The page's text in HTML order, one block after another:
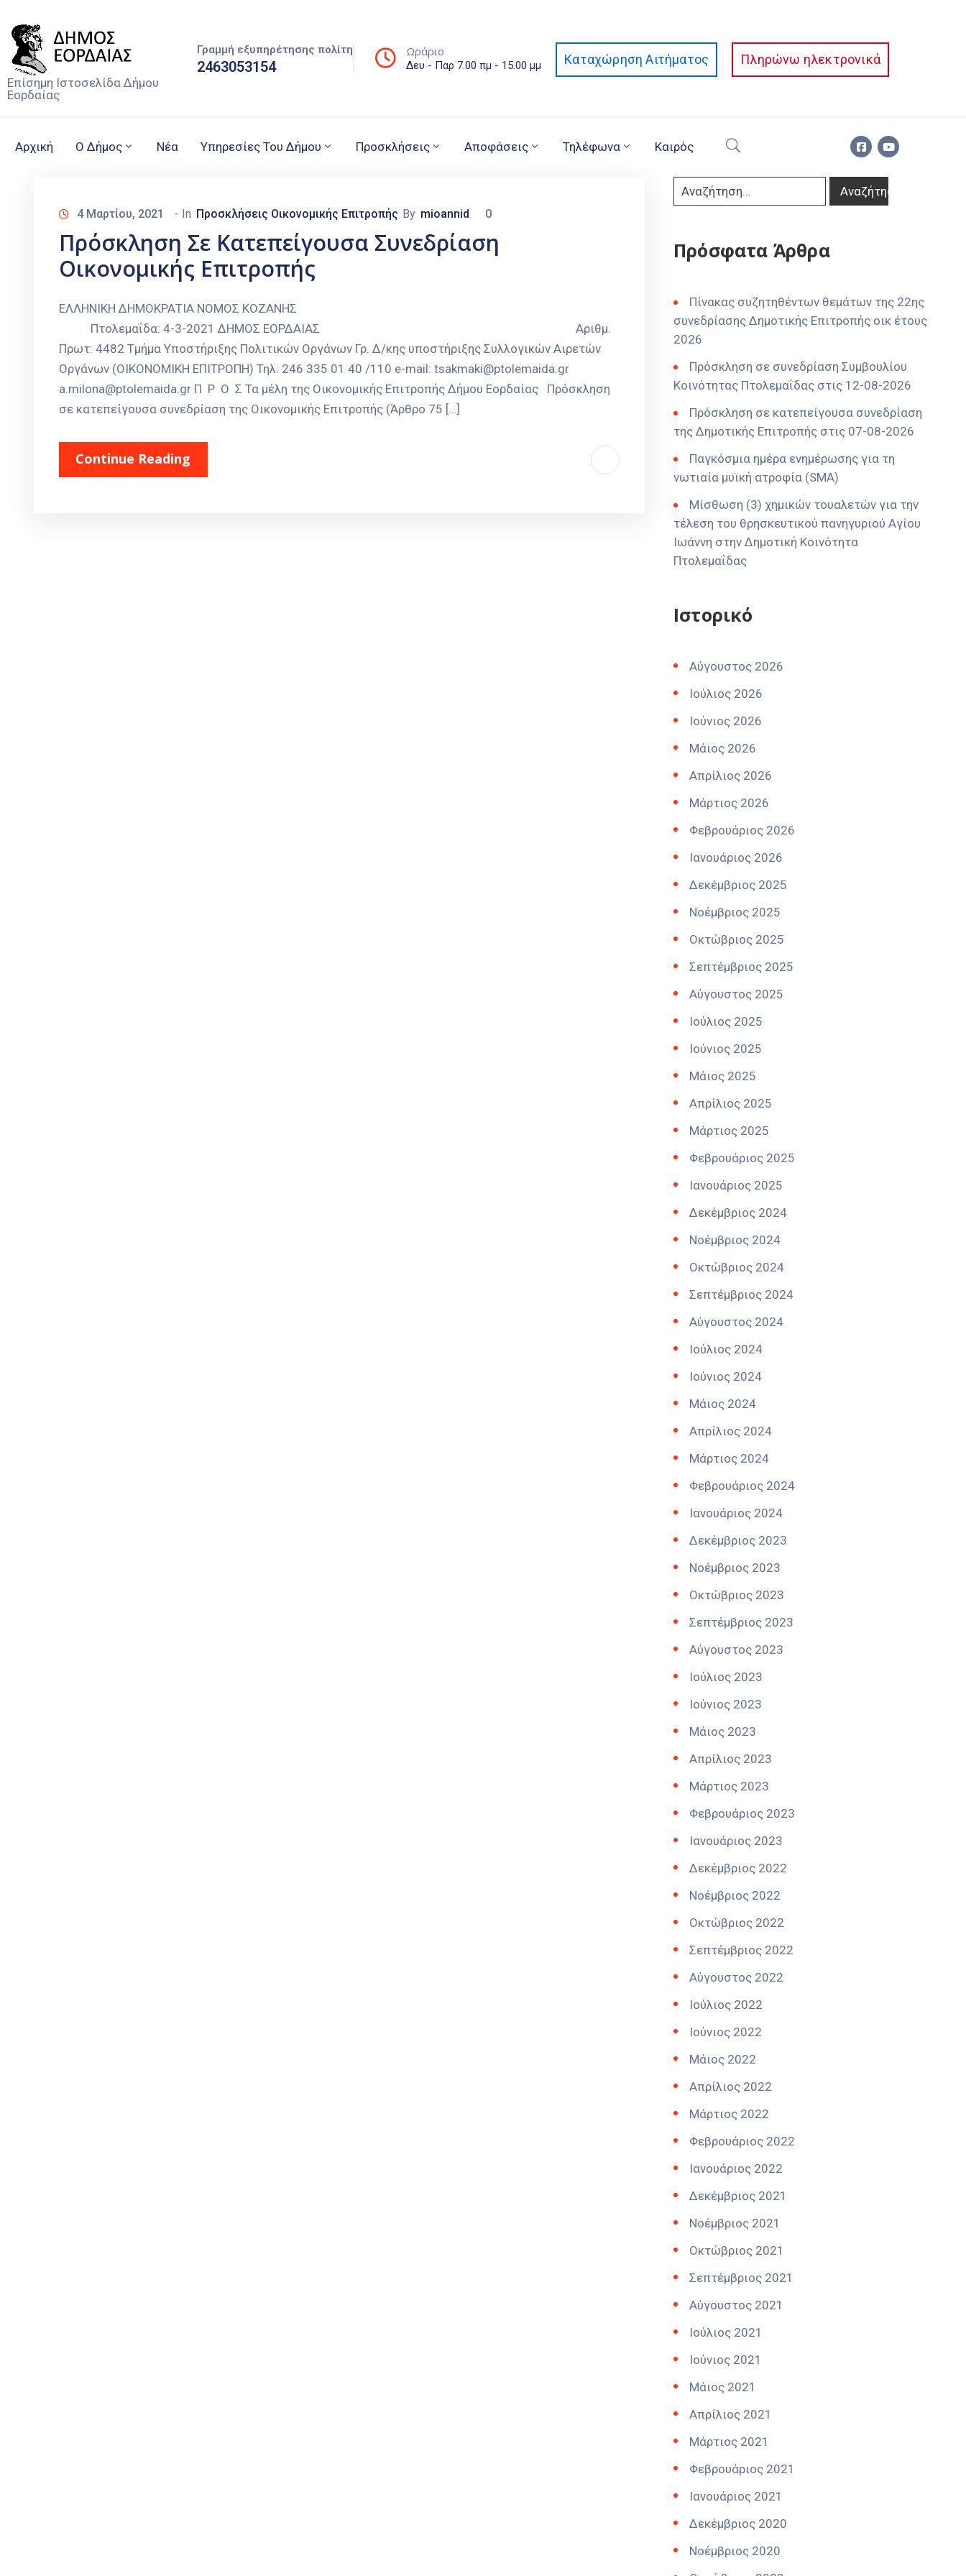
Επίσημη Ιστοσελίδα Δήμου
Εορδαίας
Γραμμή εξυπηρέτησης πολίτη
2463053154
Ωράριο
Δευ - Παρ 7.00 πμ - 15.00 μμ Καταχώρηση Αιτήματος Πληρώνω ηλεκτρονικά
Αρχική Ο Δήμος Νέα Υπηρεσίες Του Δήμου Προσκλήσεις Αποφάσεις Τηλέφωνα Καιρός
4 Μαρτίου, 2021 - In Προσκλήσεις Οικονομικής Επιτροπής By mioannid 0
Πρόσκληση Σε Κατεπείγουσα Συνεδρίαση
Οικονομικής Επιτροπής
ΕΛΛΗΝΙΚΗ ΔΗΜΟΚΡΑΤΙΑ ΝΟΜΟΣ ΚΟΖΑΝΗΣ
Πτολεμαΐδα: 4-3-2021 ΔΗΜΟΣ ΕΟΡΔΑΙΑΣ Αριθμ.
Πρωτ: 4482 Τμήμα Υποστήριξης Πολιτικών Οργάνων Γρ. Δ/κης υποστήριξης Συλλογικών Αιρετών
Οργάνων (ΟΙΚΟΝΟΜΙΚΗ ΕΠΙΤΡΟΠΗ) Τηλ: 246 335 01 40 /110 e-mail: tsakmaki@ptolemaida.gr
a.milona@ptolemaida.gr Π Ρ Ο Σ Τα μέλη της Οικονομικής Επιτροπής Δήμου Εορδαίας Πρόσκληση
σε κατεπείγουσα συνεδρίαση της Οικονομικής Επιτροπής (Άρθρο 75 […]
Continue Reading
Πρόσφατα Άρθρα
Πίνακας συζητηθέντων θεμάτων της 22ης
συνεδρίασης Δημοτικής Επιτροπής οικ έτους
2026
Πρόσκληση σε συνεδρίαση Συμβουλίου
Κοινότητας Πτολεμαΐδας στις 12-08-2026
Πρόσκληση σε κατεπείγουσα συνεδρίαση
της Δημοτικής Επιτροπής στις 07-08-2026
Παγκόσμια ημέρα ενημέρωσης για τη
νωτιαία μυϊκή ατροφία (SMA)
Μίσθωση (3) χημικών τουαλετών για την
τέλεση του θρησκευτικού πανηγυριού Αγίου
Ιωάννη στην Δημοτική Κοινότητα
Πτολεμαΐδας
Ιστορικό
Αύγουστος 2026
Ιούλιος 2026
Ιούνιος 2026
Μάιος 2026
Απρίλιος 2026
Μάρτιος 2026
Φεβρουάριος 2026
Ιανουάριος 2026
Δεκέμβριος 2025
Νοέμβριος 2025
Οκτώβριος 2025
Σεπτέμβριος 2025
Αύγουστος 2025
Ιούλιος 2025
Ιούνιος 2025
Μάιος 2025
Απρίλιος 2025
Μάρτιος 2025
Φεβρουάριος 2025
Ιανουάριος 2025
Δεκέμβριος 2024
Νοέμβριος 2024
Οκτώβριος 2024
Σεπτέμβριος 2024
Αύγουστος 2024
Ιούλιος 2024
Ιούνιος 2024
Μάιος 2024
Απρίλιος 2024
Μάρτιος 2024
Φεβρουάριος 2024
Ιανουάριος 2024
Δεκέμβριος 2023
Νοέμβριος 2023
Οκτώβριος 2023
Σεπτέμβριος 2023
Αύγουστος 2023
Ιούλιος 2023
Ιούνιος 2023
Μάιος 2023
Απρίλιος 2023
Μάρτιος 2023
Φεβρουάριος 2023
Ιανουάριος 2023
Δεκέμβριος 2022
Νοέμβριος 2022
Οκτώβριος 2022
Σεπτέμβριος 2022
Αύγουστος 2022
Ιούλιος 2022
Ιούνιος 2022
Μάιος 2022
Απρίλιος 2022
Μάρτιος 2022
Φεβρουάριος 2022
Ιανουάριος 2022
Δεκέμβριος 2021
Νοέμβριος 2021
Οκτώβριος 2021
Σεπτέμβριος 2021
Αύγουστος 2021
Ιούλιος 2021
Ιούνιος 2021
Μάιος 2021
Απρίλιος 2021
Μάρτιος 2021
Φεβρουάριος 2021
Ιανουάριος 2021
Δεκέμβριος 2020
Νοέμβριος 2020